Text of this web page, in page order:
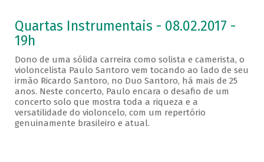
Quartas Instrumentais - 08.02.2017 -
19h
Dono de uma sólida carreira como solista e camerista, o
violoncelista Paulo Santoro vem tocando ao lado de seu
irmão Ricardo Santoro, no Duo Santoro, há mais de 25
anos. Neste concerto, Paulo encara o desafio de um
concerto solo que mostra toda a riqueza e a
versatilidade do violoncelo, com um repertório
genuinamente brasileiro e atual.